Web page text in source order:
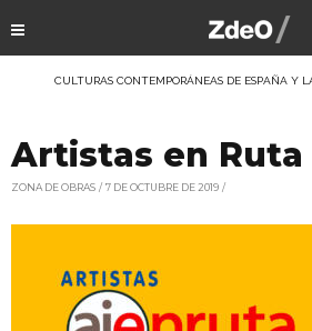
CULTURAS CONTEMPORÁNEAS DE ESPAÑA Y
Artistas en Ruta
ZONA DE OBRAS 7 DE OCTUBRE DE 2019